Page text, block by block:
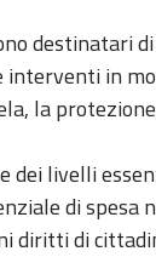
destinatari
interventi in
la
dei livelli
di spesa
diritti di